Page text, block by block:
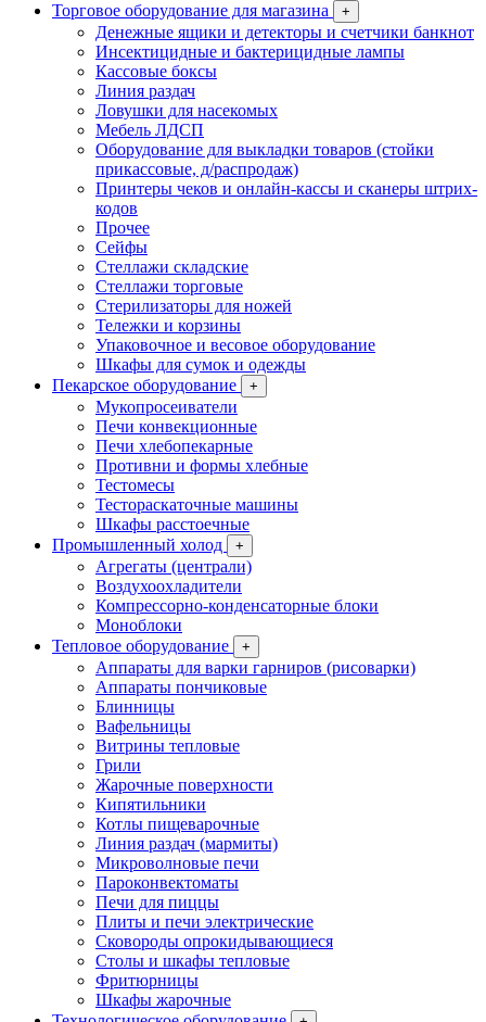
Торговое оборудование для магазина
+
Денежные ящики и детекторы и счетчики банкнот
Инсектицидные и бактерицидные лампы
Кассовые боксы
Линия раздач
Ловушки для насекомых
Мебель ЛДСП
Оборудование для выкладки товаров (стойки
прикассовые, д/распродаж)
Принтеры чеков и онлайн-кассы и сканеры штрих-
кодов
Прочее
Сейфы
Стеллажи складские
Стеллажи торговые
Стерилизаторы для ножей
Тележки и корзины
Упаковочное и весовое оборудование
Шкафы для сумок и одежды
Пекарское оборудование
+
Мукопросеиватели
Печи конвекционные
Печи хлебопекарные
Противни и формы хлебные
Тестомесы
Тестораскаточные машины
Шкафы расстоечные
Промышленный холод
+
Агрегаты (централи)
Воздухоохладители
Компрессорно-конденсаторные блоки
Моноблоки
Тепловое оборудование
+
Аппараты для варки гарниров (рисоварки)
Аппараты пончиковые
Блинницы
Вафельницы
Витрины тепловые
Грили
Жарочные поверхности
Кипятильники
Котлы пищеварочные
Линия раздач (мармиты)
Микроволновые печи
Пароконвектоматы
Печи для пиццы
Плиты и печи электрические
Сковороды опрокидывающиеся
Столы и шкафы тепловые
Фритюрницы
Шкафы жарочные